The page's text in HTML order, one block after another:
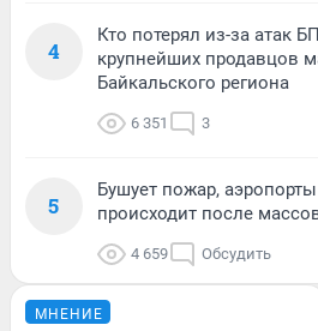
4
Кто потерял из-за атак
крупнейших продавцов
Байкальского региона
6 351 3
5
Бушует пожар,
происходит после
4 659 Обсудить
МНЕНИЕ